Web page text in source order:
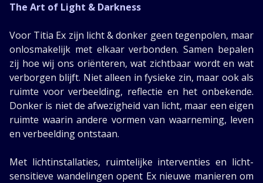
The Art of Light & Darkness
Voor Titia Ex zijn licht & donker geen tegenpolen, maar
onlosmakelijk met elkaar verbonden. Samen bepalen
zij hoe wij ons oriënteren, wat zichtbaar wordt en wat
verborgen blijft. Niet alleen in fysieke zin, maar ook als
ruimte voor verbeelding, reflectie en het onbekende.
Donker is niet de afwezigheid van licht, maar een eigen
ruimte waarin andere vormen van waarneming, leven
en verbeelding ontstaan.
Met lichtinstallaties, ruimtelijke interventies en licht-
sensitieve wandelingen opent Ex nieuwe manieren om